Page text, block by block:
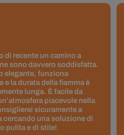
di recente un camino a
sono davvero soddisfatta.
elegante, funziona
e la durata della fiamma è
lunga. È facile da
piacevole nella
sicuramente a
cercando una soluzione di
pulita e di stile!